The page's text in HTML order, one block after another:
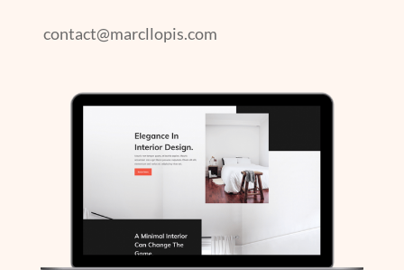
contact@marcllopis.com